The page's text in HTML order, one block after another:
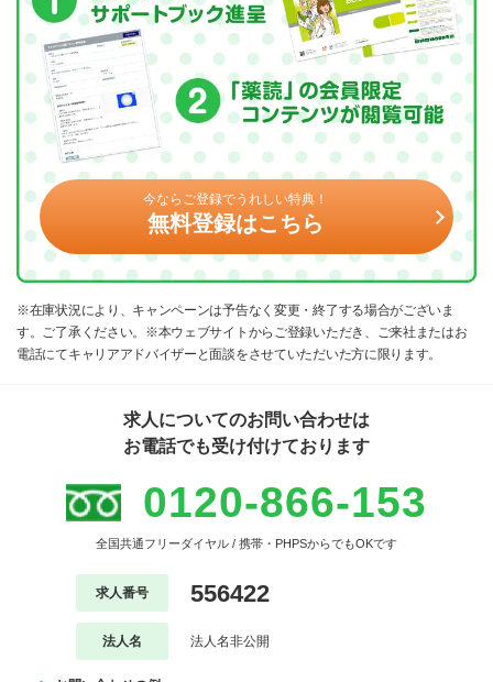
今ならご登録でうれしい特典！
無料登録はこちら
※在庫状況により、キャンペーンは予告なく変更・終了する場合がございま
す。ご了承ください。※本ウェブサイトからご登録いただき、ご来社またはお
電話にてキャリアアドバイザーと面談をさせていただいた方に限ります。
求人についてのお問い合わせは
お電話でも受け付けております
0120-866-153
全国共通フリーダイヤル / 携帯・PHPSからでもOKです
求人番号 556422
法人名 法人名非公開